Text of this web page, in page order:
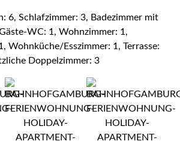
6, Schlafzimmer: 3, Badezimmer mit
WC: 1, Wohnzimmer: 1,
Wohnküche/Esszimmer: 1, Terrasse:
Doppelzimmer: 3